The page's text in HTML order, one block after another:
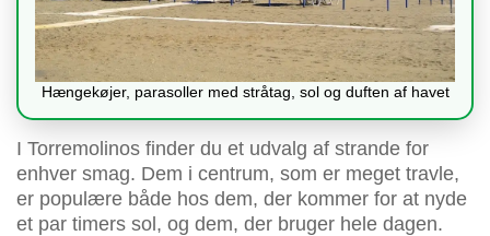
Hængekøjer, parasoller med stråtag, sol og duften af havet
I Torremolinos finder du et udvalg af strande for
enhver smag. Dem i centrum, som er meget travle,
er populære både hos dem, der kommer for at nyde
et par timers sol, og dem, der bruger hele dagen.